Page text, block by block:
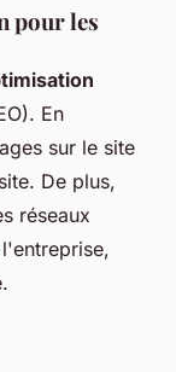
pour les
En
sur le site
De plus,
réseaux